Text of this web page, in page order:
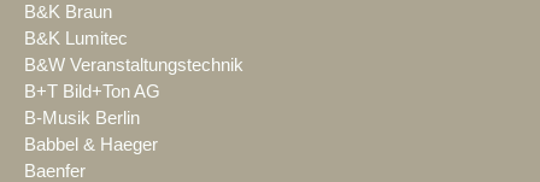
B&K Braun
B&K Lumitec
B&W Veranstaltungstechnik
B+T Bild+Ton AG
B-Musik Berlin
Babbel & Haeger
Baenfer